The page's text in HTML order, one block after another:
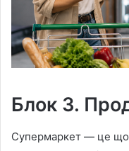
Блок 3.
Супермаркет — це